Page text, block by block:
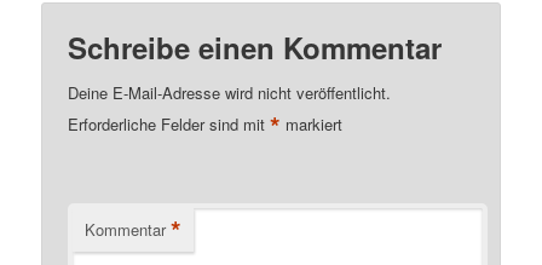
Schreibe einen Kommentar
Deine E-Mail-Adresse wird nicht veröffentlicht.
Erforderliche Felder sind mit* markiert
Kommentar *